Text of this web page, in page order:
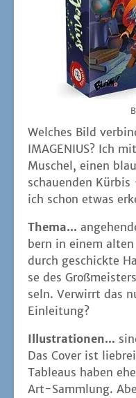
Wel­ches Bild
IMAGENIUS? Ich
Muschel, einen
schau­en­den
ich schon etwas
The­ma...
bern in einem
durch geschick­te
se des
seln. Ver­wirrt das
Einleitung?
Illus­tra­tio­nen…
Das Cover ist
Tableaus haben
Art-Samm­lung.